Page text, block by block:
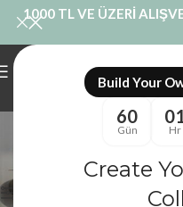
Build Your
60
Gün Hr
Create
1000 TL VE ÜZERİ
vanilla
Royal Mum
Ürünler “vanilla